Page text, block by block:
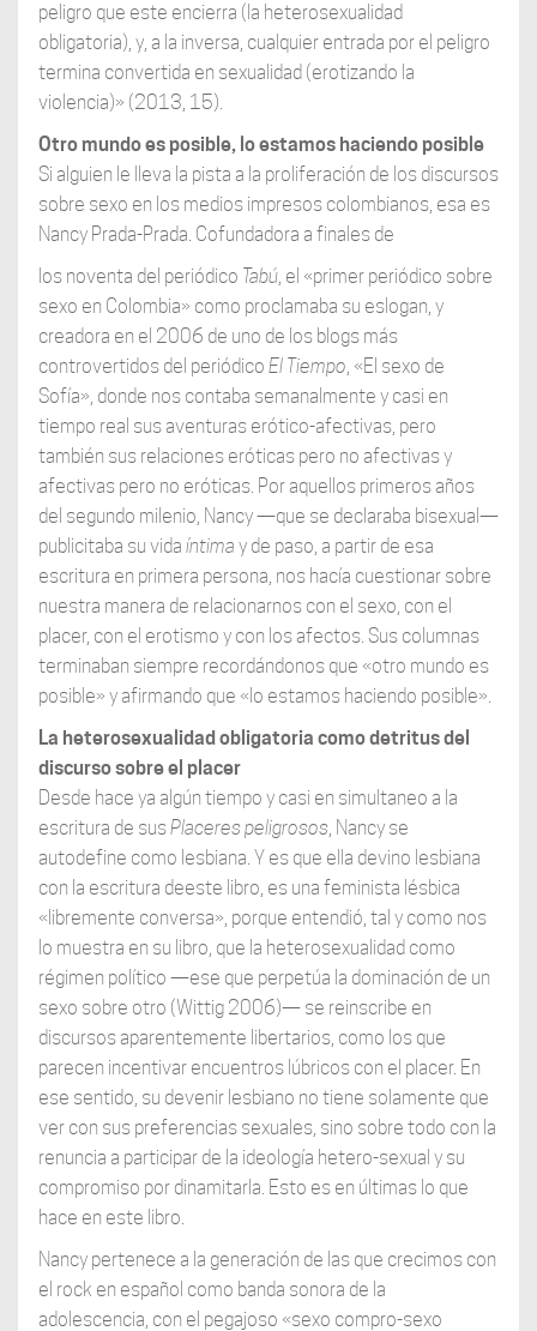
peligro que este encierra (la heterosexualidad
obligatoria), y, a la inversa, cualquier entrada por el peligro
termina convertida en sexualidad (erotizando la
violencia)» (2013, 15).
Otro mundo es posible, lo estamos haciendo posible
Si alguien le lleva la pista a la proliferación de los discursos
sobre sexo en los medios impresos colombianos, esa es
Nancy Prada-Prada. Cofundadora a finales de
los noventa del periódico Tabú, el «primer periódico sobre
sexo en Colombia» como proclamaba su eslogan, y
creadora en el 2006 de uno de los blogs más
controvertidos del periódico El Tiempo, «El sexo de
Sofía», donde nos contaba semanalmente y casi en
tiempo real sus aventuras erótico-afectivas, pero
también sus relaciones eróticas pero no afectivas y
afectivas pero no eróticas. Por aquellos primeros años
del segundo milenio, Nancy —que se declaraba bisexual—
publicitaba su vida íntima y de paso, a partir de esa
escritura en primera persona, nos hacía cuestionar sobre
nuestra manera de relacionarnos con el sexo, con el
placer, con el erotismo y con los afectos. Sus columnas
terminaban siempre recordándonos que «otro mundo es
posible» y afirmando que «lo estamos haciendo posible».
La heterosexualidad obligatoria como detritus del
discurso sobre el placer
Desde hace ya algún tiempo y casi en simultaneo a la
escritura de susPlaceres peligrosos, Nancy se
autodefine como lesbiana. Y es que ella devino lesbiana
con la escritura deeste libro, es una feminista lésbica
«libremente conversa», porque entendió, tal y como nos
lo muestra en su libro, que la heterosexualidad como
régimen político —ese que perpetúa la dominación de un
sexo sobre otro (Wittig 2006)— se reinscribe en
discursos aparentemente libertarios, como los que
parecen incentivar encuentros lúbricos con el placer. En
ese sentido, su devenir lesbiano no tiene solamente que
ver con sus preferencias sexuales, sino sobre todo con la
renuncia a participar de la ideología hetero-sexual y su
compromiso por dinamitarla. Esto es en últimas lo que
hace en este libro.
Nancy pertenece a la generación de las que crecimos con
el rock en español como banda sonora de la
adolescencia, con el pegajoso «sexo compro-sexo